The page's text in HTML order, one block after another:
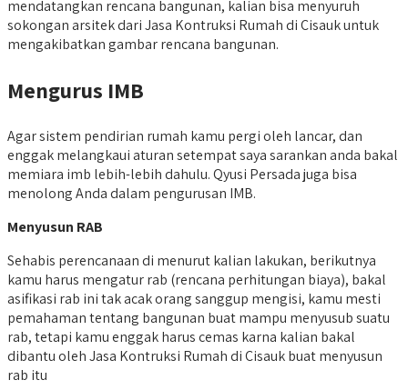
mendatangkan rencana bangunan, kalian bisa menyuruh
sokongan arsitek dari Jasa Kontruksi Rumah di Cisauk untuk
mengakibatkan gambar rencana bangunan.
Mengurus IMB
Agar sistem pendirian rumah kamu pergi oleh lancar, dan
enggak melangkaui aturan setempat saya sarankan anda bakal
memiara imb lebih-lebih dahulu. Qyusi Persada juga bisa
menolong Anda dalam pengurusan IMB.
Menyusun RAB
Sehabis perencanaan di menurut kalian lakukan, berikutnya
kamu harus mengatur rab (rencana perhitungan biaya), bakal
asifikasi rab ini tak acak orang sanggup mengisi, kamu mesti
pemahaman tentang bangunan buat mampu menyusub suatu
rab, tetapi kamu enggak harus cemas karna kalian bakal
dibantu oleh Jasa Kontruksi Rumah di Cisauk buat menyusun
rab itu